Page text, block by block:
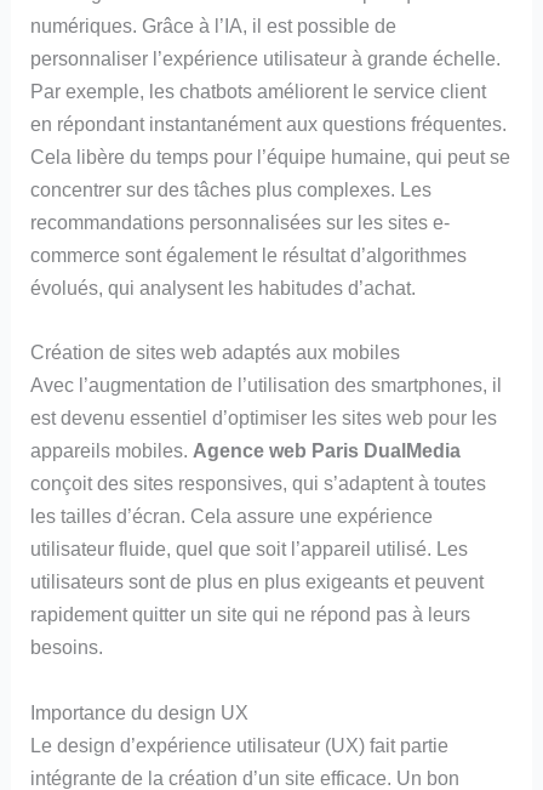
numériques. Grâce à l’IA, il est possible de
personnaliser l’expérience utilisateur à grande échelle.
Par exemple, les chatbots améliorent le service client
en répondant instantanément aux questions fréquentes.
Cela libère du temps pour l’équipe humaine, qui peut se
concentrer sur des tâches plus complexes. Les
recommandations personnalisées sur les sites e-
commerce sont également le résultat d’algorithmes
évolués, qui analysent les habitudes d’achat.
Création de sites web adaptés aux mobiles
Avec l’augmentation de l’utilisation des smartphones, il
est devenu essentiel d’optimiser les sites web pour les
appareils mobiles. Agence web Paris DualMedia
conçoit des sites responsives, qui s’adaptent à toutes
les tailles d’écran. Cela assure une expérience
utilisateur fluide, quel que soit l’appareil utilisé. Les
utilisateurs sont de plus en plus exigeants et peuvent
rapidement quitter un site qui ne répond pas à leurs
besoins.
Importance du design UX
Le design d’expérience utilisateur (UX) fait partie
intégrante de la création d’un site efficace. Un bon